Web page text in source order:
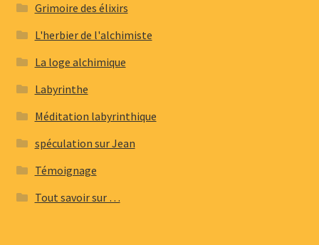
Grimoire des élixirs
L'herbier de l'alchimiste
La loge alchimique
Labyrinthe
Méditation labyrinthique
spéculation sur Jean
Témoignage
Tout savoir sur …